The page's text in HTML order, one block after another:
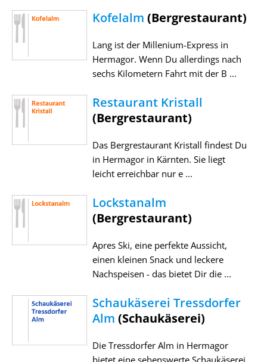
Kofelalm (Bergrestaurant)
Lang ist der Millenium-Express in
Hermagor. Wenn Du allerdings nach
sechs Kilometern Fahrt mit der B ...
Restaurant Kristall
(Bergrestaurant)
Das Bergrestaurant Kristall findest Du
in Hermagor in Kärnten. Sie liegt
leicht erreichbar nur e ...
Lockstanalm
(Bergrestaurant)
Apres Ski, eine perfekte Aussicht,
einen kleinen Snack und leckere
Nachspeisen - das bietet Dir die ...
Schaukäserei Tressdorfer
Alm (Schaukäserei)
Die Tressdorfer Alm in Hermagor
bietet eine sehenswerte Schaukäserei